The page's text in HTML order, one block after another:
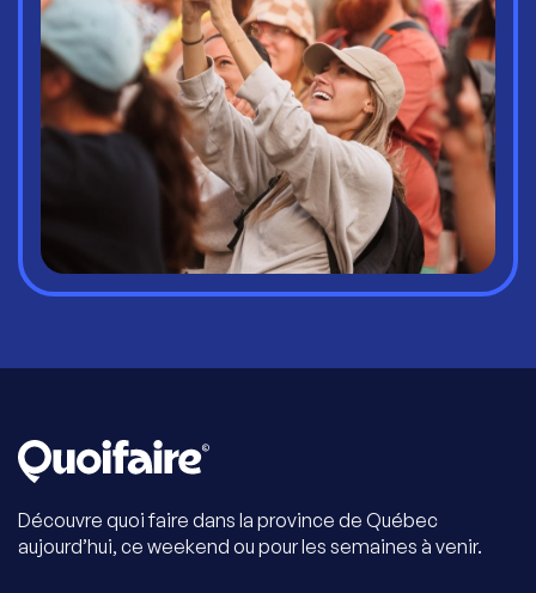
Découvre quoi faire dans la province de Québec
aujourd’hui, ce weekend ou pour les semaines à venir.